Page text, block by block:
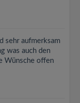
sehr aufmerksam
was auch den
Wünsche offen